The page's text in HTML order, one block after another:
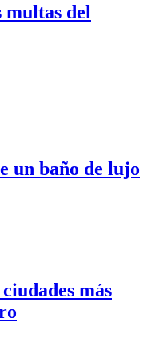
multas del
un baño de lujo
más